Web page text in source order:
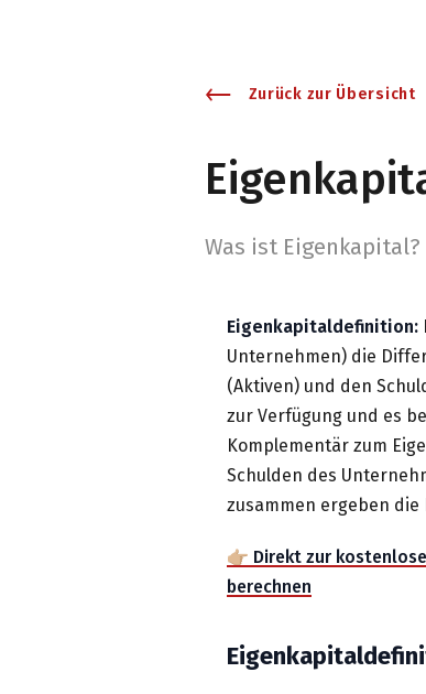
Zurück zur Übersicht
Was ist Eigenkapital?
Eigenkapitaldefinition:
Unternehmen) die
(Aktiven) und den
zur Verfügung und es
Komplementär zum
Schulden des
zusammen ergeben die
👉🏼 Direkt zur
berechnen